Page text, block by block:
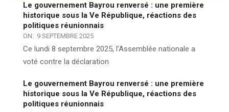
Le gouvernement Bayrou renversé : une première
historique sous la Ve République, réactions des
politiques réunionnais
ON: 9 SEPTEMBRE 2025
Ce lundi 8 septembre 2025, l’Assemblée nationale a
voté contre la déclaration
Le gouvernement Bayrou renversé : une première
historique sous la Ve République, réactions des
politiques réunionnais